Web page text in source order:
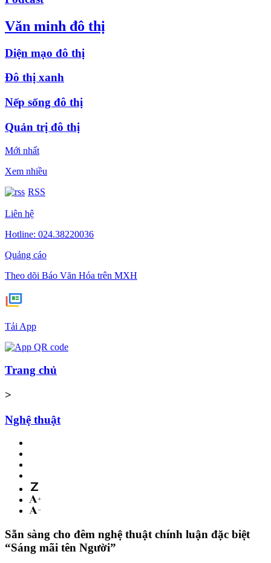
Văn minh đô thị
Diện mạo đô thị
Đô thị xanh
Nếp sống đô thị
Quản trị đô thị
Mới nhất
Xem nhiều
RSS
Liên hệ
Hotline: 024.38220036
Quảng cáo
Theo dõi Báo Văn Hóa trên MXH
Tải App
Trang chủ
>
Nghệ thuật
Sẵn sàng cho đêm nghệ thuật chính luận đặc biệt
“Sáng mãi tên Người”